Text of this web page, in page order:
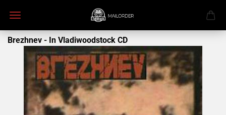
Brezhnev - In Vladiwoodstock CD